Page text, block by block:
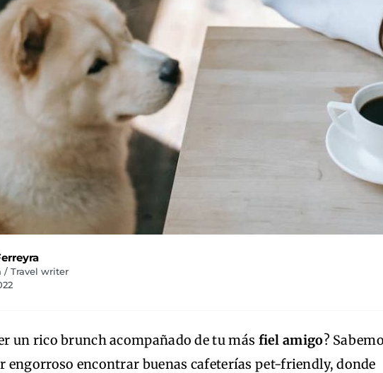
/ Travel writer
un rico brunch acompañado de tu más fiel amigo?
engorroso encontrar buenas cafeterías pet-friendly, donde